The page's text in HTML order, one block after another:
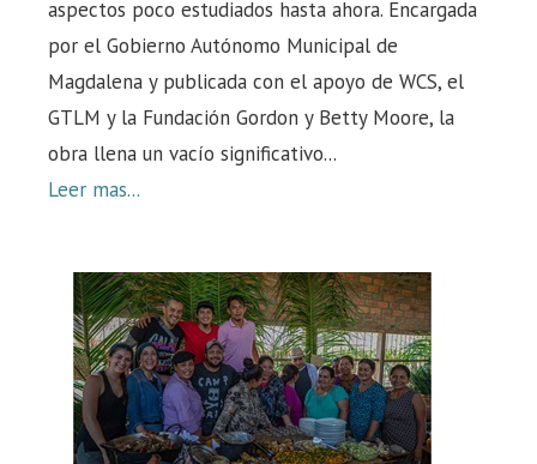
aspectos poco estudiados hasta ahora. Encargada
por el Gobierno Autónomo Municipal de
Magdalena y publicada con el apoyo de WCS, el
GTLM y la Fundación Gordon y Betty Moore, la
obra llena un vacío significativo...
Leer mas...